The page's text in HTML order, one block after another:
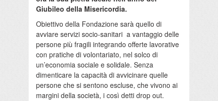
Giubileo della Misericordia.
Obiettivo della Fondazione sarà quello di
avviare servizi socio-sanitari a vantaggio delle
persone più fragili integrando offerte lavorative
con pratiche di volontariato, nel solco di
un’economia sociale e solidale. Senza
dimenticare la capacità di avvicinare quelle
persone che si sentono escluse, che vivono ai
margini della società, i così detti drop out.